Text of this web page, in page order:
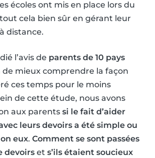
écoles ont mis en place lors du
cela bien sûr en gérant leur
distance.
l’avis de parents de 10 pays
de mieux comprendre la façon
ces temps pour le moins
de cette étude, nous avons
aux parents si le fait d’aider
leurs devoirs a été simple ou
eux. Comment se sont passées
devoirs et s’ils étaient soucieux